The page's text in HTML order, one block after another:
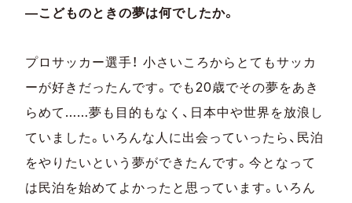
―こどものときの夢は何でしたか。
プロサッカー選手！ 小さいころからとてもサッカ
ーが好きだったんです。でも20歳でその夢をあき
らめて……夢も目的もなく、日本中や世界を放浪し
ていました。いろんな人に出会っていったら、民泊
をやりたいという夢ができたんです。今となって
は民泊を始めてよかったと思っています。いろん